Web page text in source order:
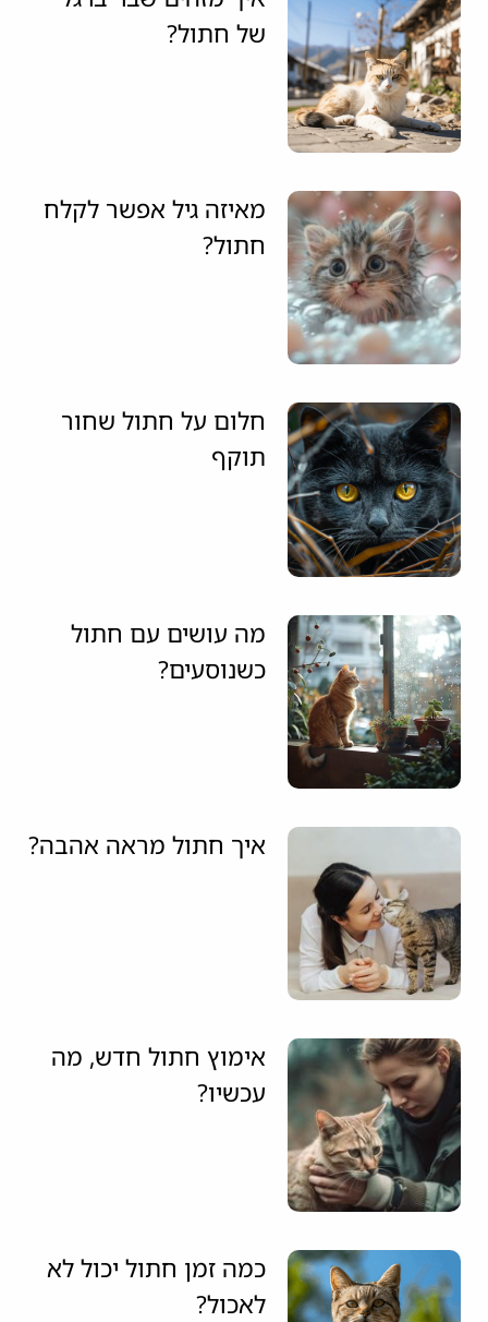
של חתול?
מאיזה גיל אפשר לקלח
חתול?
חלום על חתול שחור
תוקף
מה עושים עם חתול
כשנוסעים?
איך חתול מראה אהבה?
אימוץ חתול חדש, מה
עכשיו?
כמה זמן חתול יכול לא
לאכול?